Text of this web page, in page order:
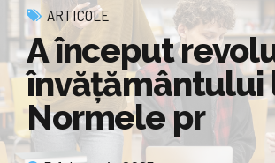
ARTICOLE
A început
învățământului
Normele pr